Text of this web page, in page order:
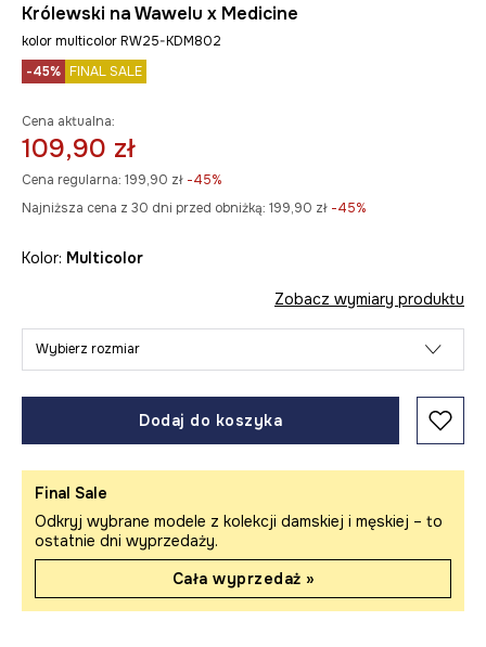
Królewski na Wawelu x Medicine
kolor multicolor RW25-KDM802
-45% FINAL SALE
Cena aktualna:
109,90 zł
Cena regularna: 199,90 zł -45%
Najniższa cena z 30 dni przed obniżką: 199,90 zł -45%
Kolor: multicolor
Zobacz wymiary produktu
Wybierz rozmiar
Dodaj do koszyka
Final Sale
Odkryj wybrane modele z kolekcji damskiej i męskiej – to
ostatnie dni wyprzedaży.
Cała wyprzedaż »